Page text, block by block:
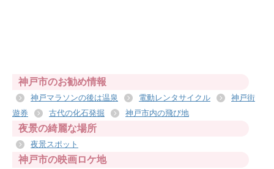
神戸市のお勧め情報
神戸マラソンの後は温泉 電動レンタサイクル
神戸街
遊券
古代の化石発掘 神戸市内の飛び地
夜景の綺麗な場所
夜景スポット
神戸市の映画ロケ地